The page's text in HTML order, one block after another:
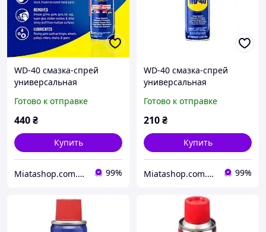
WD-40 смазка-спрей
универсальная
Готово к отправке
440₴
Купить
Miatashop.com.ua магазин товаров из США 99%
WD-40 смазка-спрей
универсальная
Готово к отправке
210₴
Купить
Miatashop.com.ua магазин товаров из США 99%